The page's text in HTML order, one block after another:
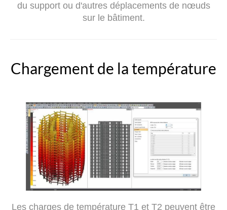
du support ou d'autres déplacements de nœuds
sur le bâtiment.
Chargement de la température
Les charges de température T1 et T2 peuvent être